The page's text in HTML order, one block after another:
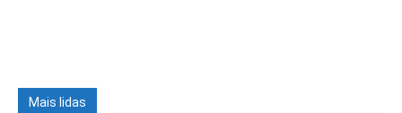
Mais lidas